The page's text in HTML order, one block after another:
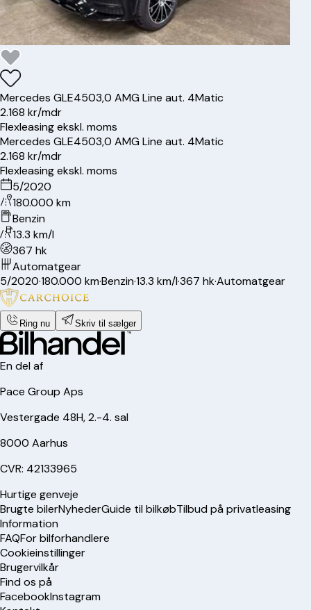
Mercedes GLE4503,0 AMG Line aut. 4Matic
2.168 kr/mdr
Flexleasing ekskl. moms
Mercedes GLE4503,0 AMG Line aut. 4Matic
2.168 kr/mdr
Flexleasing ekskl. moms
5/2020
180.000 km
Benzin
13.3 km/l
367 hk
Automatgear
5/2020·180.000 km·Benzin·13.3 km/l·367 hk·Automatgear
Ring nu Skriv til sælger
En del af
Pace Group Aps
Vestergade 48H, 2.-4. sal
8000 Aarhus
CVR: 42133965
Hurtige genveje
Brugte bilerNyhederGuide til bilkøbTilbud på privatleasing
Information
FAQFor bilforhandlere
Cookieinstillinger
Brugervilkår
Find os på
FacebookInstagram